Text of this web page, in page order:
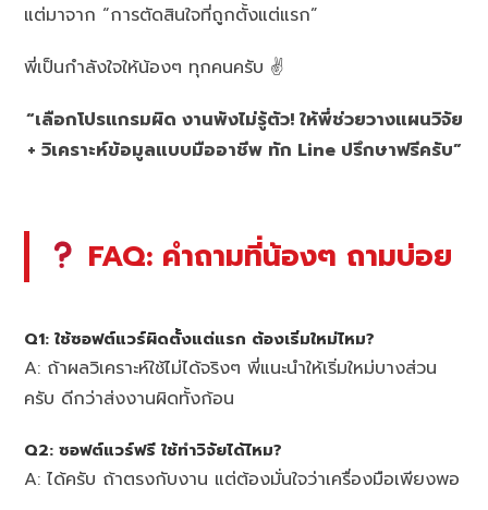
แต่มาจาก “การตัดสินใจที่ถูกตั้งแต่แรก”
พี่เป็นกำลังใจให้น้องๆ ทุกคนครับ ✌️
“เลือกโปรแกรมผิด งานพังไม่รู้ตัว! ให้พี่ช่วยวางแผนวิจัย
+ วิเคราะห์ข้อมูลแบบมืออาชีพ ทัก Line ปรึกษาฟรีครับ”
FAQ: คำถามที่น้องๆ ถามบ่อย
Q1: ใช้ซอฟต์แวร์ผิดตั้งแต่แรก ต้องเริ่มใหม่ไหม?
A: ถ้าผลวิเคราะห์ใช้ไม่ได้จริงๆ พี่แนะนำให้เริ่มใหม่บางส่วน
ครับ ดีกว่าส่งงานผิดทั้งก้อน
Q2: ซอฟต์แวร์ฟรี ใช้ทำวิจัยได้ไหม?
A: ได้ครับ ถ้าตรงกับงาน แต่ต้องมั่นใจว่าเครื่องมือเพียงพอ